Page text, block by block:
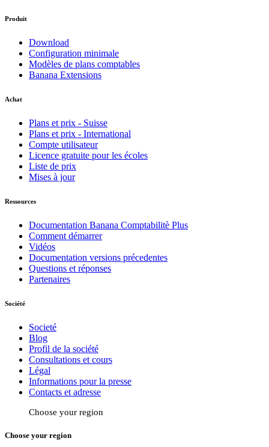
Produit
Download
Configuration minimale
Modèles de plans comptables
Banana Extensions
Achat
Plans et prix - Suisse
Plans et prix - International
Compte utilisateur
Licence gratuite pour les écoles
Liste de prix
Mises à jour
Ressources
Documentation Banana Comptabilitè Plus
Comment démarrer
Vidéos
Documentation versions précedentes
Questions et réponses
Partenaires
Société
Societé
Blog
Profil de la société
Consultations et cours
Légal
Informations pour la presse
Contacts et adresse
Choose your region
Choose your region